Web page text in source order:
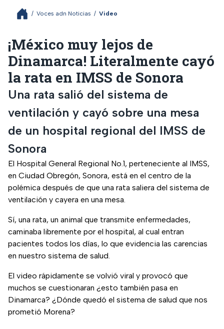
/ Voces adn Noticias / Video
¡México muy lejos de
Dinamarca! Literalmente cayó
la rata en IMSS de Sonora
Una rata salió del sistema de
ventilación y cayó sobre una mesa
de un hospital regional del IMSS de
Sonora
El Hospital General Regional No.1, perteneciente al IMSS,
en Ciudad Obregón, Sonora, está en el centro de la
polémica después de que una rata saliera del sistema de
ventilación y cayera en una mesa.
Sí, una rata, un animal que transmite enfermedades,
caminaba libremente por el hospital, al cual entran
pacientes todos los días, lo que evidencia las carencias
en nuestro sistema de salud.
El video rápidamente se volvió viral y provocó que
muchos se cuestionaran ¿esto también pasa en
Dinamarca? ¿Dónde quedó el sistema de salud que nos
prometió Morena?